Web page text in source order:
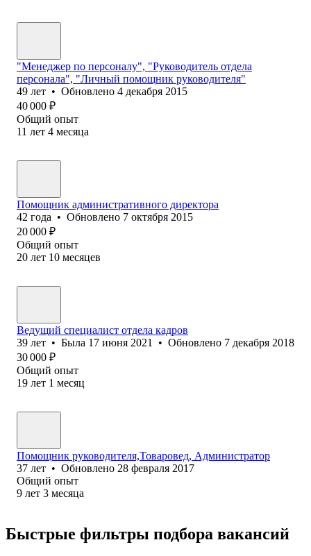
"Менеджер по персоналу", "Руководитель отдела
персонала", "Личный помощник руководителя"
49 лет • Обновлено 4 декабря 2015
40 000 ₽
Общий опыт
11 лет 4 месяца
Помощник административного директора
42 года • Обновлено 7 октября 2015
20 000 ₽
Общий опыт
20 лет 10 месяцев
Ведущий специалист отдела кадров
39 лет • Была 17 июня 2021 • Обновлено 7 декабря 2018
30 000 ₽
Общий опыт
19 лет 1 месяц
Помощник руководителя,Товаровед, Администратор
37 лет • Обновлено 28 февраля 2017
Общий опыт
9 лет 3 месяца
Быстрые фильтры подбора вакансий